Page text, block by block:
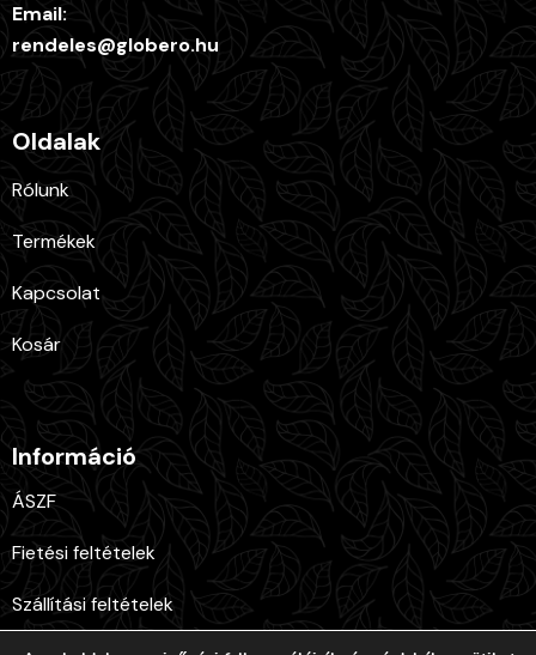
Email:
rendeles@globero.hu
Oldalak
Rólunk
Termékek
Kapcsolat
Kosár
Információ
ÁSZF
Fietési feltételek
Szállítási feltételek